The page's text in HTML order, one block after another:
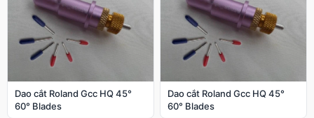
Dao cắt Roland Gcc HQ 45°
60° Blades
Dao cắt Roland Gcc HQ 45°
60° Blades